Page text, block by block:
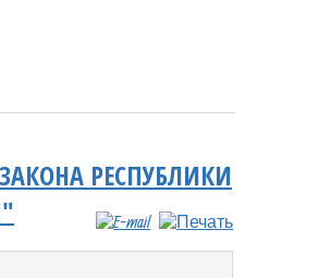
РЕСПУБЛИКИ